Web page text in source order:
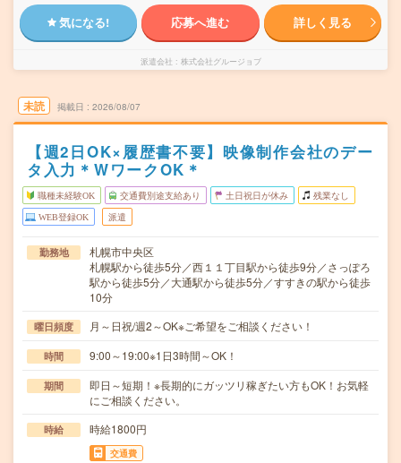
気になる! 応募へ進む 詳しく見る
派遣会社 株式会社グルージョブ
未読 掲載日 2026/08/07
【週2日OK×履歴書不要】映像制作会社のデー
タ入力＊WワークOK＊
職種未経験OK 交通費別途支給あり 土日祝日が休み 残業なし
WEB登録OK 派遣
勤務地
札幌市中央区
札幌駅から徒歩5分／西１１丁目駅から徒歩9分／さっぽろ
駅から徒歩5分／大通駅から徒歩5分／すすきの駅から徒歩
10分
曜日頻度 月～日祝/週2～OK※ご希望をご相談ください！
時間 9:00～19:00※1日3時間～OK！
期間
即日～短期！※長期的にガッツリ稼ぎたい方もOK！お気軽
にご相談ください。
時給 時給1800円
交通費